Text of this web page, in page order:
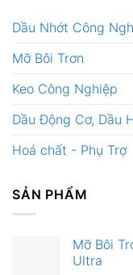
Dầu Nhớt Công
Mỡ Bôi Trơn
Keo Công Nghiệp
Dầu Động Cơ, Dầu
Hoá chất - Phụ Trợ
SẢN PHẨM
Mỡ Bôi
Ultra